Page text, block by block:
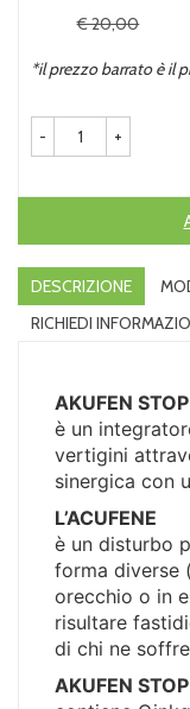
€ 20,00
*il prezzo barrato è il
- +
DESCRIZIONE
RICHIEDI
AKUFEN
è un
vertigini
sinergica con
L’ACUFENE
è un disturbo
forma diverse
orecchio o in
risultare
di chi ne
AKUFEN